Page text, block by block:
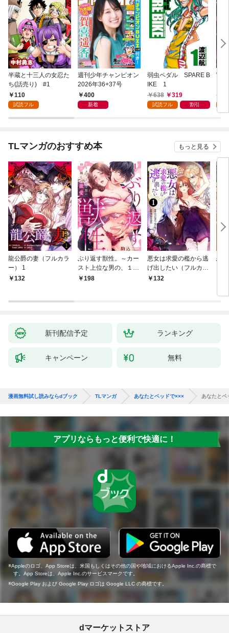
半蔵と十三人の女忍た
ち(話売り) #1
110
試読フル
週刊少年チャンピオン
2026年36+37号
400
新着
弱虫ペダル SPARE B
IKE 1
638
319
試読フル 割引
TLマンガのおすすめ本 もっと見る
龍公爵の妻（フルカラ
ー） 1
132
ぶり返す獣性。～カー
スト上位な男の、１０
年越しの激愛１
198
悪女は求愛の檻から逃
げ出したい（フルカラ
ー） 1
132
恋
新刊配信予定 ランキング
キャンペーン 無料
漫画無料試し読みならdブック TLマンガ あなたとベッドで××× あなたとベ
アプリならもっと便利で快適に！
Appleのロゴ、App Storeは、米国もしくはその他の国や地域におけるApple Inc.の商標で
す。App Storeは、Apple Inc.のサービスマークです。
Google Play および Google Play ロゴは Google LLC の商標です。
dマーケットストア